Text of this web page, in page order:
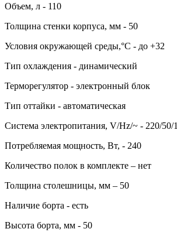
Объем, л - 110
Толщина стенки корпуса, мм - 50
Условия окружающей среды,°C - до +32
Тип охлаждения - динамический
Терморегулятор - электронный блок
Тип оттайки - автоматическая
Система электропитания, V/Hz/~ - 220/50/1
Потребляемая мощность, Вт, - 240
Количество полок в комплекте – нет
Толщина столешницы, мм – 50
Наличие борта - есть
Высота борта, мм - 50